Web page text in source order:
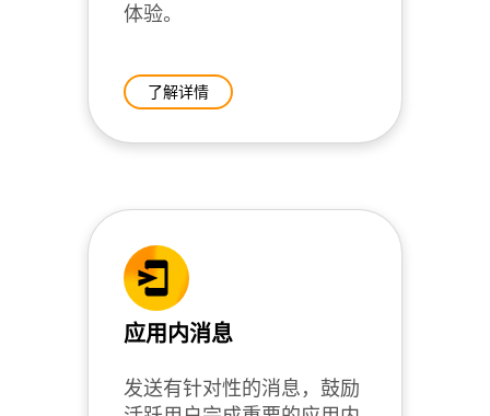
体验。
了解详情
应用内消息
发送有针对性的消息，鼓励